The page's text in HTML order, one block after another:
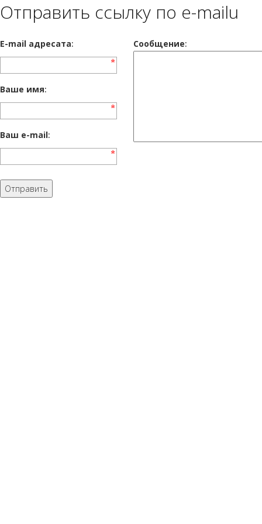
Отправить ссылку по e-mailu
E-mail адресата: Сообщение:
Ваше имя:
Ваш e-mail: